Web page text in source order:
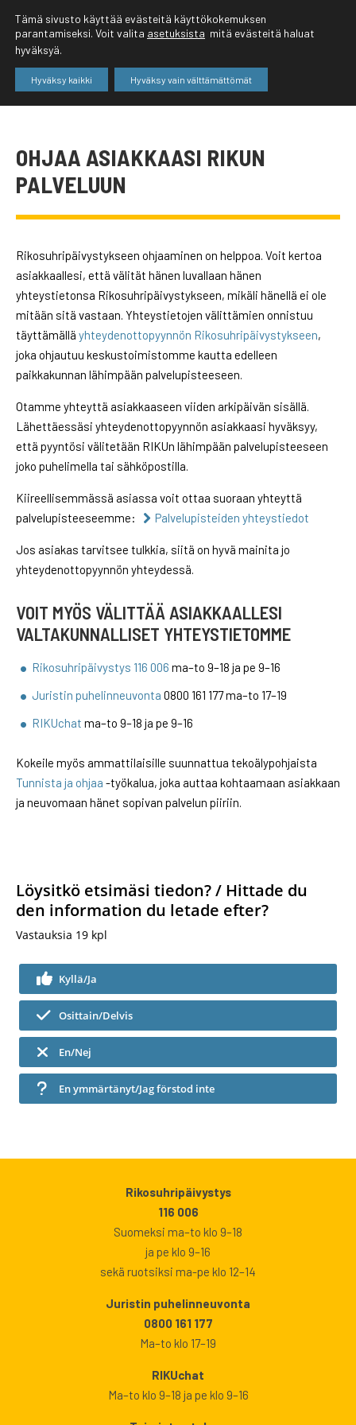
OHJAA ASIAKKAASI RIKUN
PALVELUUN
Rikosuhripäivystykseen ohjaaminen on helppoa. Voit kertoa
asiakkaallesi, että välität hänen luvallaan hänen
yhteystietonsa Rikosuhripäivystykseen, mikäli hänellä ei ole
mitään sitä vastaan. Yhteystietojen välittämien onnistuu
täyttämällä yhteydenottopyynnön Rikosuhripäivystykseen,
joka ohjautuu keskustoimistomme kautta edelleen
paikkakunnan lähimpään palvelupisteeseen.
Otamme yhteyttä asiakkaaseen viiden arkipäivän sisällä.
Lähettäessäsi yhteydenottopyynnön asiakkaasi hyväksyy,
että pyyntösi välitetään RIKUn lähimpään palvelupisteeseen
joko puhelimella tai sähköpostilla.
Kiireellisemmässä asiassa voit ottaa suoraan yhteyttä
palvelupisteeseemme:
Palvelupisteiden yhteystiedot
Jos asiakas tarvitsee tulkkia, siitä on hyvä mainita jo
yhteydenottopyynnön yhteydessä.
VOIT MYÖS VÄLITTÄÄ ASIAKKAALLESI
VALTAKUNNALLISET YHTEYSTIETOMME
Rikosuhripäivystys 116 006 ma–to 9–18 ja pe 9–16
Juristin puhelinneuvonta 0800 161 177 ma–to 17–19
RIKUchat ma–to 9–18 ja pe 9–16
Kokeile myös ammattilaisille suunnattua tekoälypohjaista
Tunnista ja ohjaa -työkalua, joka auttaa kohtaamaan asiakkaan
ja neuvomaan hänet sopivan palvelun piiriin.
Löysitkö etsimäsi tiedon? / Hittade du
den information du letade efter?
Vastauksia 19 kpl
Kyllä/Ja
Osittain/Delvis
En/Nej
En ymmärtänyt/Jag förstod inte
Rikosuhripäivystys
116 006
Suomeksi ma–to klo 9–18
ja pe klo 9–16
sekä ruotsiksi ma-pe klo 12–14
Juristin puhelinneuvonta
0800 161 177
Ma–to klo 17–19
RIKUchat
Ma–to klo 9–18 ja pe klo 9–16
Tämä sivusto käyttää evästeitä käyttökokemuksen
parantamiseksi. Voit valita asetuksista mitä evästeitä haluat
hyväksyä.
Hyväksy kaikki Hyväksy vain välttämättömät